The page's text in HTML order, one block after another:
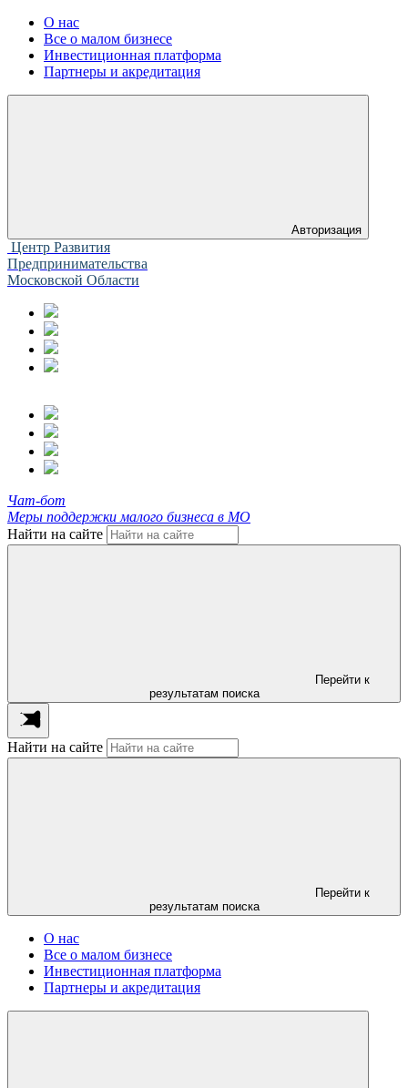
О нас
Все о малом бизнесе
Инвестиционная платформа
Партнеры и акредитация
Авторизация
Центр Развития
Предпринимательства
Московской Области
Чат-бот
Меры поддержки малого бизнеса в МО
Найти на сайте
Перейти к
результатам поиска
Найти на сайте
Перейти к
результатам поиска
О нас
Все о малом бизнесе
Инвестиционная платформа
Партнеры и акредитация